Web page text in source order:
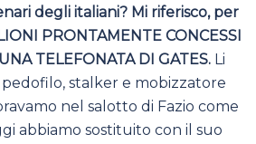
degli italiani? Mi riferisco, per
PRONTAMENTE CONCESSI
TELEFONATA DI GATES. Li
stalker e mobizzatore
nel salotto di Fazio come
abbiamo sostituito con il suo